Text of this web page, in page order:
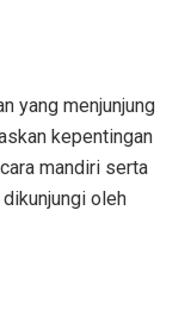
yang menjunjung
kepentingan
mandiri serta
oleh